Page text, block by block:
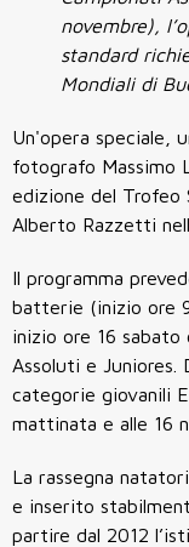
novembre),
standard
Mondiali di
Un'opera speciale,
fotografo Massimo
edizione del Trofeo
Alberto Razzetti
Il programma
batterie (inizio ore
inizio ore 16
Assoluti e Juniores.
categorie giovanili
mattinata e alle 16
La rassegna
e inserito
partire dal 2012